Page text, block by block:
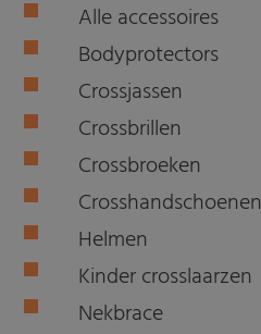
Alle accessoires
Bodyprotectors
Crossjassen
Crossbrillen
Crossbroeken
Crosshandschoenen
Helmen
Kinder crosslaarzen
Nekbrace